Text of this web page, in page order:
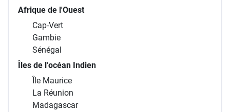
Afrique de l'Ouest
Cap-Vert
Gambie
Sénégal
Îles de l’océan Indien
Île Maurice
La Réunion
Madagascar